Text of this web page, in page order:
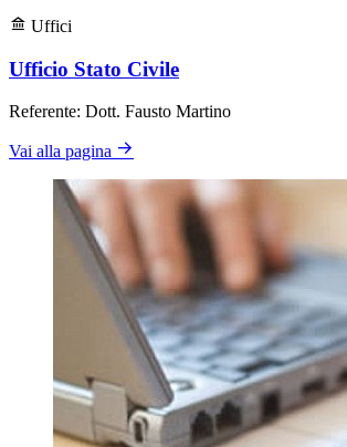
Uffici
Ufficio Stato Civile
Referente: Dott. Fausto Martino
Vai alla pagina